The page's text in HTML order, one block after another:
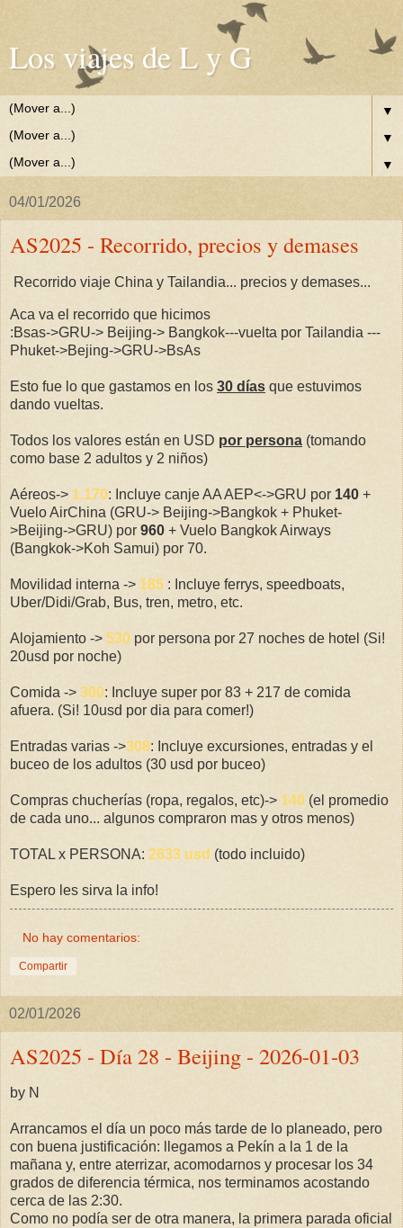
Los viajes de L y G
▼
▼
▼
04/01/2026
AS2025 - Recorrido, precios y demases
Recorrido viaje China y Tailandia... precios y demases...
Aca va el recorrido que hicimos
:Bsas->GRU-> Beijing-> Bangkok---vuelta por Tailandia ---
Phuket->Bejing->GRU->BsAs
Esto fue lo que gastamos en los 30 días que estuvimos
dando vueltas.
Todos los valores están en USD por persona (tomando
como base 2 adultos y 2 niños)
Aéreos-> 1.170: Incluye canje AA AEP<->GRU por 140 +
Vuelo AirChina (GRU-> Beijing->Bangkok + Phuket-
>Beijing->GRU) por 960 + Vuelo Bangkok Airways
(Bangkok->Koh Samui) por 70.
Movilidad interna -> 185 : Incluye ferrys, speedboats,
Uber/Didi/Grab, Bus, tren, metro, etc.
Alojamiento -> 530 por persona por 27 noches de hotel (Si!
20usd por noche)
Comida -> 300: Incluye super por 83 + 217 de comida
afuera. (Si! 10usd por dia para comer!)
Entradas varias ->308: Incluye excursiones, entradas y el
buceo de los adultos (30 usd por buceo)
Compras chucherías (ropa, regalos, etc)-> 140 (el promedio
de cada uno... algunos compraron mas y otros menos)
TOTAL x PERSONA: 2633 usd (todo incluido)
Espero les sirva la info!
No hay comentarios:
Compartir
02/01/2026
AS2025 - Día 28 - Beijing - 2026-01-03
by N
Arrancamos el día un poco más tarde de lo planeado, pero
con buena justificación: llegamos a Pekín a la 1 de la
mañana y, entre aterrizar, acomodarnos y procesar los 34
grados de diferencia térmica, nos terminamos acostando
cerca de las 2:30.
Como no podía ser de otra manera, la primera parada oficial